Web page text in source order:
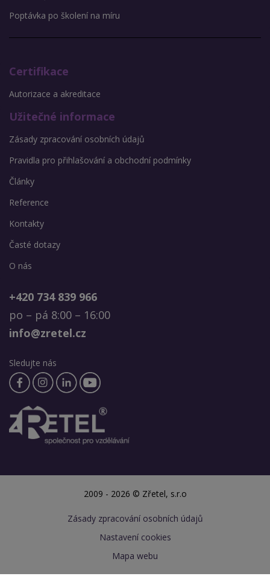
Poptávka po školení na míru
Certifikace
Autorizace a akreditace
Užitečné informace
Zásady zpracování osobních údajů
Pravidla pro přihlašování a obchodní podmínky
Články
Reference
Kontakty
Časté dotazy
O nás
+420 734 839 966
po – pá 8:00 – 16:00
info@zretel.cz
Sledujte nás
2009 - 2026 © Zřetel, s.r.o
Zásady zpracování osobních údajů
Nastavení cookies
Mapa webu